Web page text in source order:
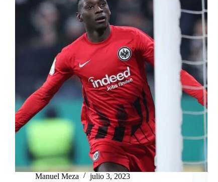
Manuel Meza julio 3, 2023